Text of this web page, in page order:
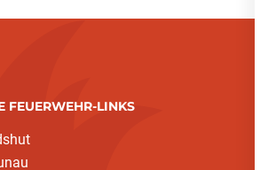
FEUERWEHR-LINKS